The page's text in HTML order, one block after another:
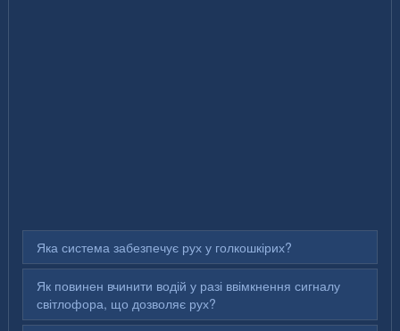
Яка система забезпечує рух у голкошкірих?
Як повинен вчинити водій у разі ввімкнення сигналу
світлофора, що дозволяє рух?